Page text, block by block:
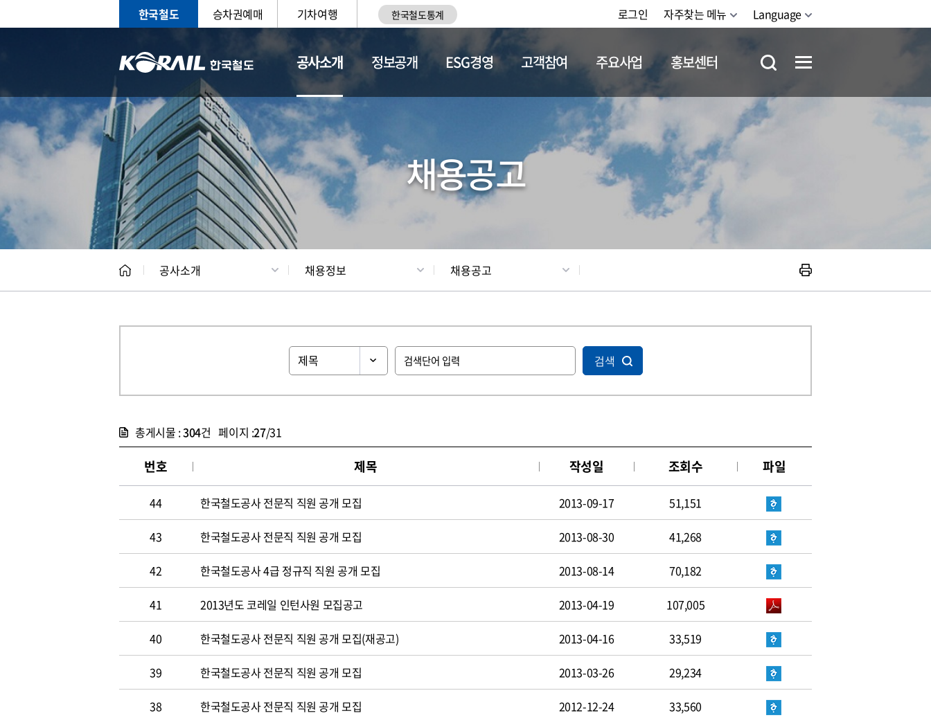
한국철도 승차권예매 기차여행 한국철도통계 로그인 자주찾는 메뉴 Language
공사소개
CEO 일반현황 채용정보
정보공개 ESG경영 고객참여 주요사업 홍보센터
채용공고
공사소개 채용정보 채용공고
검색
총게시물 :304건 페이지 :27/31
번호 제목 작성일 조회수 파일
44 한국철도공사 전문직 직원 공개 모집 2013-09-17 51,151
43 한국철도공사 전문직 직원 공개 모집 2013-08-30 41,268
42 한국철도공사 4급 정규직 직원 공개 모집 2013-08-14 70,182
41 2013년도 코레일 인턴사원 모집공고 2013-04-19 107,005
40 한국철도공사 전문직 직원 공개 모집(재공고) 2013-04-16 33,519
39 한국철도공사 전문직 직원 공개 모집 2013-03-26 29,234
38 한국철도공사 전문직 직원 공개 모집 2012-12-24 33,560